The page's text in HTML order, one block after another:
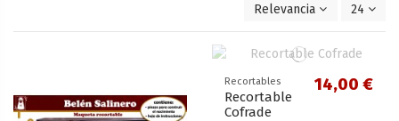
Relevancia 24
Recortables
Recortable
Cofrade
14,00 €